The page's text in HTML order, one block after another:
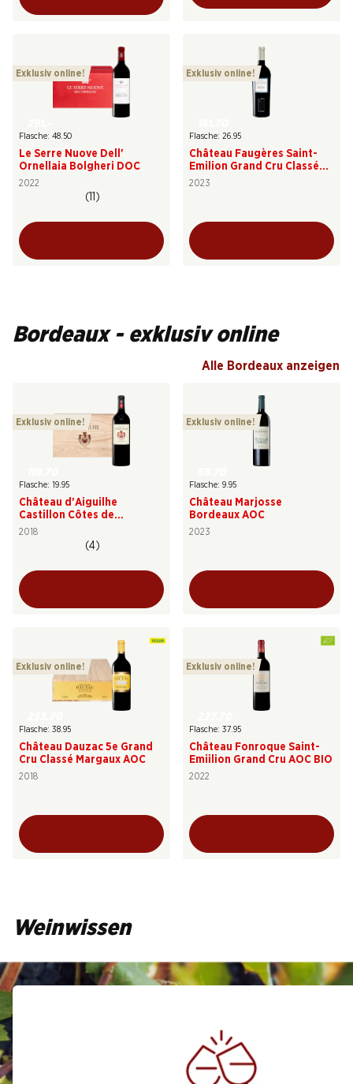
Exklusiv online!
Flasche: 48.50
Le Serre Nuove Dell'
Ornellaia Bolgheri DOC
2022
(11)
Exklusiv online!
Flasche: 26.95
Château Faugères Saint-
Emilion Grand Cru Classé
AOC
2023
Bordeaux - exklusiv online
Alle Bordeaux anzeigen
Exklusiv online!
Flasche: 19.95
Château d'Aiguilhe
Castillon Côtes de
Bordeaux AOC
2018
(4)
Exklusiv online!
Flasche: 9.95
Château Marjosse
Bordeaux AOC
2023
Exklusiv online!
Flasche: 38.95
Château Dauzac 5e Grand
Cru Classé Margaux AOC
2018
Exklusiv online!
Flasche: 37.95
Château Fonroque Saint-
Emiilion Grand Cru AOC BIO
2022
Weinwissen